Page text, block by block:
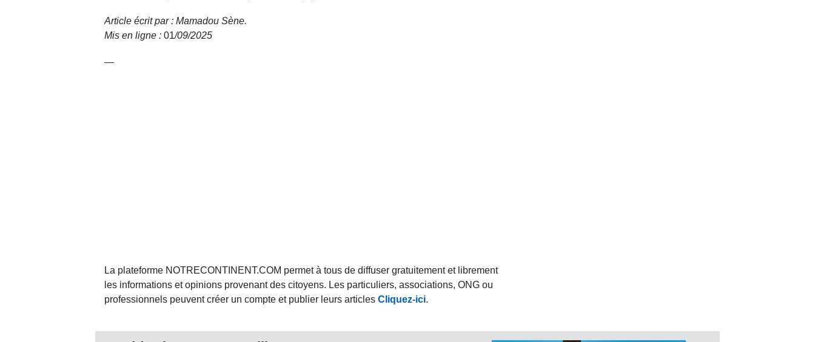
Article écrit par : Mamadou Sène.
Mis en ligne : 01/09/2025
—
La plateforme NOTRECONTINENT.COM permet à tous de diffuser gratuitement et librement
les informations et opinions provenant des citoyens. Les particuliers, associations, ONG ou
professionnels peuvent créer un compte et publier leurs articles Cliquez-ici.